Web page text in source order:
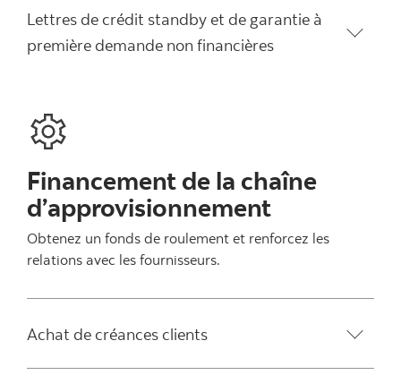
Lettres de crédit standby et de garantie à
première demande non financières
Financement de la chaîne
d’approvisionnement
Obtenez un fonds de roulement et renforcez les
relations avec les fournisseurs.
Achat de créances clients